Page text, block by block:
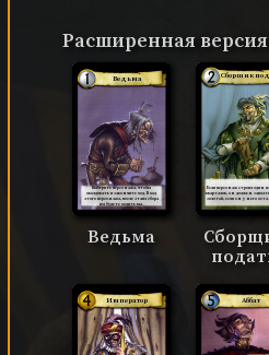
Расширенная
Ведьма
Выберите персонажа, чтобы
околдовать и закончите ход. В ход
этого персонажа, после этапа сбора
им будете ходить вы.
Ведьма
Сборщик
Если персонаж строил один
кварталов, он должен
золотой, если он у него
Император Аббат